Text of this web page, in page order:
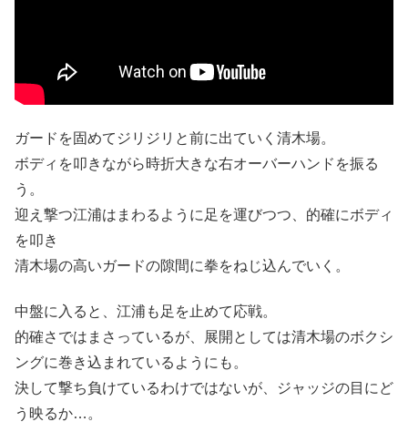
ガードを固めてジリジリと前に出ていく清木場。
ボディを叩きながら時折大きな右オーバーハンドを振る
う。
迎え撃つ江浦はまわるように足を運びつつ、的確にボディ
を叩き
清木場の高いガードの隙間に拳をねじ込んでいく。
中盤に入ると、江浦も足を止めて応戦。
的確さではまさっているが、展開としては清木場のボクシ
ングに巻き込まれているようにも。
決して撃ち負けているわけではないが、ジャッジの目にど
う映るか…。